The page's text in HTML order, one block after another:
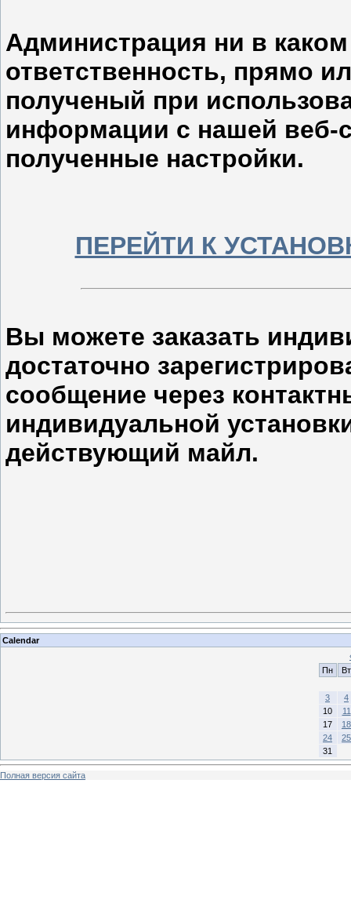
Администрация ни в
ответственность, прямо
полученый при
информации с нашей веб-
полученные настройки.
ПЕРЕЙТИ К
Вы можете заказать
достаточно
сообщение через
индивидуальной
действующий майл.
Calendar
Пн
Вт
3
4
10
11
17
18
24
25
31
Полная версия сайта